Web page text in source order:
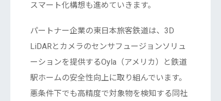
スマート化構想も進めていきます。
パートナー企業の東日本旅客鉄道は、3D
LiDARとカメラのセンサフュージョンソリュ
ーションを提供するOyla（アメリカ）と鉄道
駅ホームの安全性向上に取り組んでいます。
悪条件下でも高精度で対象物を検知する同社